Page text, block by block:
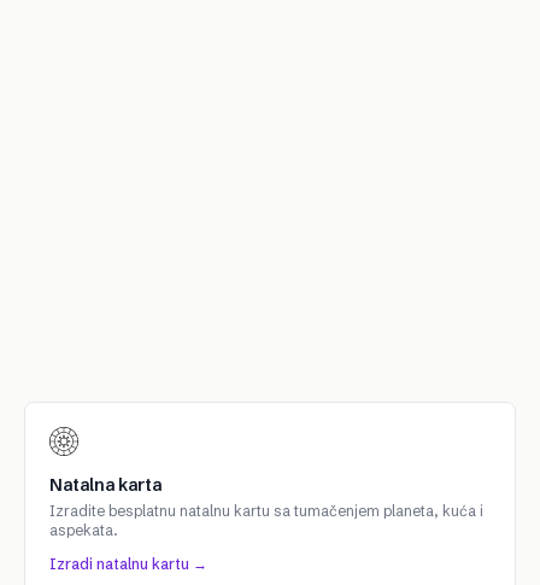
Natalna karta
Izradite besplatnu natalnu kartu sa tumačenjem planeta, kuća i
aspekata.
Izradi natalnu kartu →